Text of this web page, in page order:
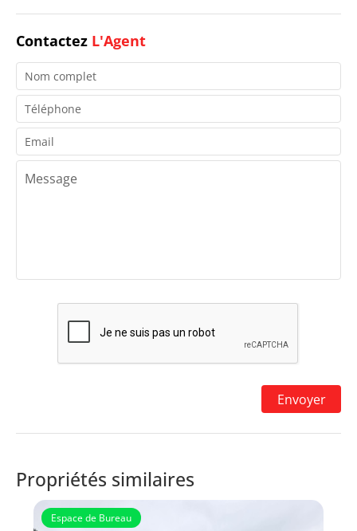
Contactez L'Agent
Propriétés similaires
Espace de Bureau